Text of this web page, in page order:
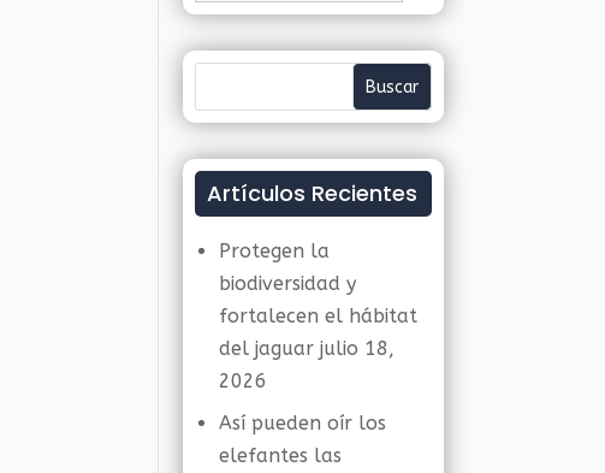
Artículos Recientes
Protegen la
biodiversidad y
fortalecen el hábitat
del jaguar julio 18,
2026
Así pueden oír los
elefantes las